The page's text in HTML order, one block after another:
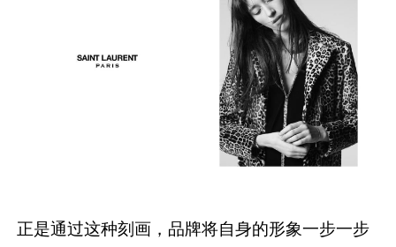
正是通过这种刻画，品牌将自身的形象一步一步